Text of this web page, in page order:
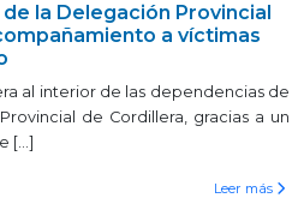
la Delegación Provincial
a víctimas
al interior de las dependencias de
de Cordillera, gracias a un
[…]
Leer más